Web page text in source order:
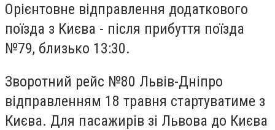
Орієнтовне відправлення додаткового
поїзда з Києва - після прибуття поїзда
№79, близько 13:30.
Зворотний рейс №80 Львів-Дніпро
відправленням 18 травня стартуватиме з
Києва. Для пасажирів зі Львова до Києва